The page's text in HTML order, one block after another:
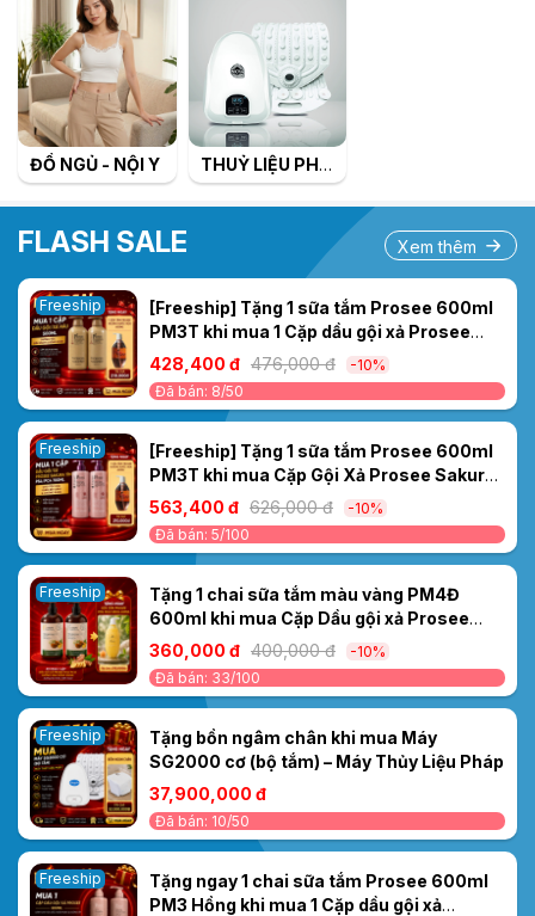
ĐỒ NGỦ - NỘI Y THUỶ LIỆU PHÁP
FLASH SALE
Freeship
[Freeship] Tặng 1 sữa tắm Prosee 600ml
PM3T khi mua 1 Cặp dầu gội xả Prosee
nâu 500ml PS5/PC5
428,400 đ 476,000 đ
-10%
Đã bán: 8/50
Freeship
[Freeship] Tặng 1 sữa tắm Prosee 600ml
PM3T khi mua Cặp Gội Xả Prosee Sakura
Tím PS4/PC4 700ml– Cho Tóc Dầu, Giảm
Bết Dính & Chống Rụng
563,400 đ 626,000 đ
-10%
Đã bán: 5/100
Freeship
Tặng 1 chai sữa tắm màu vàng PM4Đ
600ml khi mua Cặp Dầu gội xả Prosee
PS12/PC12 Dưỡng sinh Gừng 500ml –
Dưỡng tóc khỏe, mềm mượt
360,000 đ 400,000 đ
-10%
Đã bán: 33/100
Freeship
Tặng bồn ngâm chân khi mua Máy
SG2000 cơ (bộ tắm) – Máy Thủy Liệu Pháp
37,900,000 đ
Đã bán: 10/50
Freeship
Tặng ngay 1 chai sữa tắm Prosee 600ml
PM3 Hồng khi mua 1 Cặp dầu gội xả
Xem thêm